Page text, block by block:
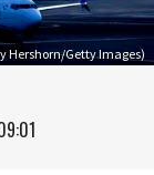
Hershorn/Getty Images)